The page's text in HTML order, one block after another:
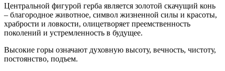
Центральной фигурой герба является золотой скачущий конь
– благородное животное, символ жизненной силы и красоты,
храбрости и ловкости, олицетворяет преемственность
поколений и устремленность в будущее.
Высокие горы означают духовную высоту, вечность, чистоту,
постоянство, подъем.